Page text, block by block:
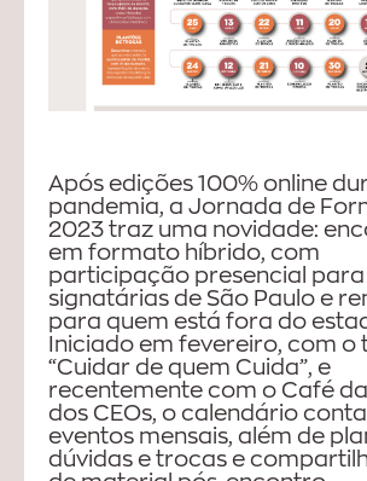
Após edições 100% online
pandemia, a Jornada de
2023 traz uma novidade:
em formato híbrido, com
participação presencial para
signatárias de São Paulo e
para quem está fora do
Iniciado em fevereiro, com o
“Cuidar de quem Cuida”, e
recentemente com o Café
dos CEOs, o calendário
eventos mensais, além de
dúvidas e trocas e